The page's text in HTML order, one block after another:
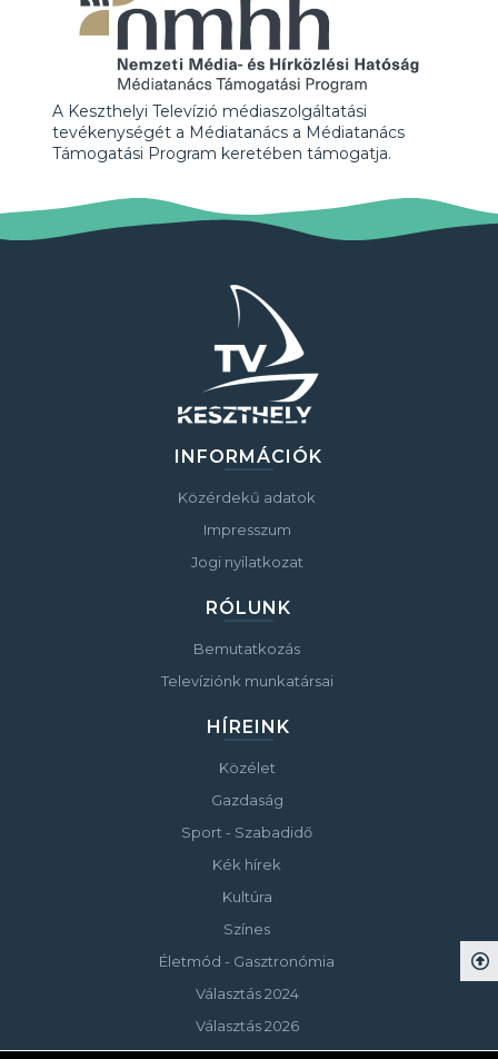
A Keszthelyi Televízió médiaszolgáltatási
tevékenységét a Médiatanács a Médiatanács
Támogatási Program keretében támogatja.
INFORMÁCIÓK
Közérdekű adatok
Impresszum
Jogi nyilatkozat
RÓLUNK
Bemutatkozás
Televíziónk munkatársai
HÍREINK
Közélet
Gazdaság
Sport - Szabadidő
Kék hírek
Kultúra
Színes
Életmód - Gasztronómia
Választás 2024
Választás 2026